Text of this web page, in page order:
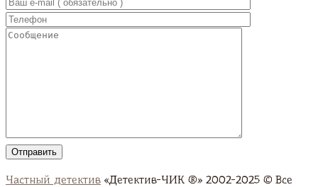
Частный детектив «Детектив-ЧИК ®» 2002-2025 © Все